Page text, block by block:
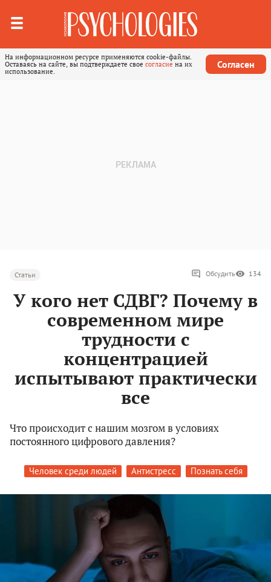
На информационном ресурсе применяются cookie-файлы.
Оставаясь на сайте, вы подтверждаете свое согласие на их
использование.
Согласен
Статьи Обсудить 134
У кого нет СДВГ? Почему в
современном мире
трудности с
концентрацией
испытывают практически
все
Что происходит с нашим мозгом в условиях
постоянного цифрового давления?
Человек среди людей Антистресс Познать себя